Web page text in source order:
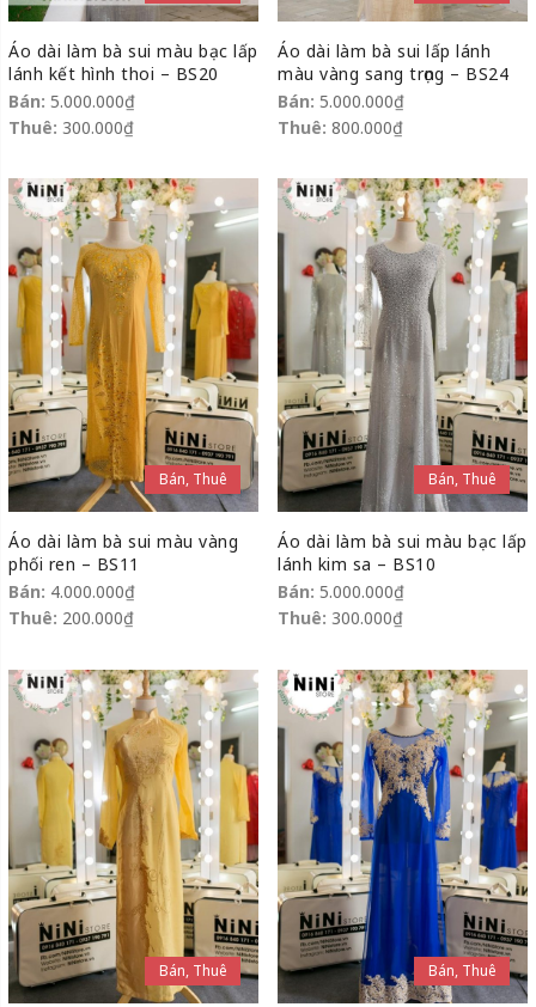
Áo dài làm bà sui màu bạc lấp
lánh kết hình thoi – BS20
Bán: 5.000.000₫
Thuê: 300.000₫
Áo dài làm bà sui lấp lánh
màu vàng sang trọng – BS24
Bán: 5.000.000₫
Thuê: 800.000₫
Bán, Thuê
Áo dài làm bà sui màu vàng
phối ren – BS11
Bán: 4.000.000₫
Thuê: 200.000₫
Bán, Thuê
Áo dài làm bà sui màu bạc lấp
lánh kim sa – BS10
Bán: 5.000.000₫
Thuê: 300.000₫
Bán, Thuê Bán, Thuê